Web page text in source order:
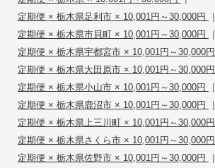
定期便 × 栃木県足利市 × 10,001円～30,000円 |
定期便 × 栃木県市貝町 × 10,001円～30,000円 |
定期便 × 栃木県宇都宮市 × 10,001円～30,000円
定期便 × 栃木県大田原市 × 10,001円～30,000円
定期便 × 栃木県小山市 × 10,001円～30,000円 |
定期便 × 栃木県鹿沼市 × 10,001円～30,000円 |
定期便 × 栃木県上三川町 × 10,001円～30,000円
定期便 × 栃木県さくら市 × 10,001円～30,000円
定期便 × 栃木県佐野市 × 10,001円～30,000円 |